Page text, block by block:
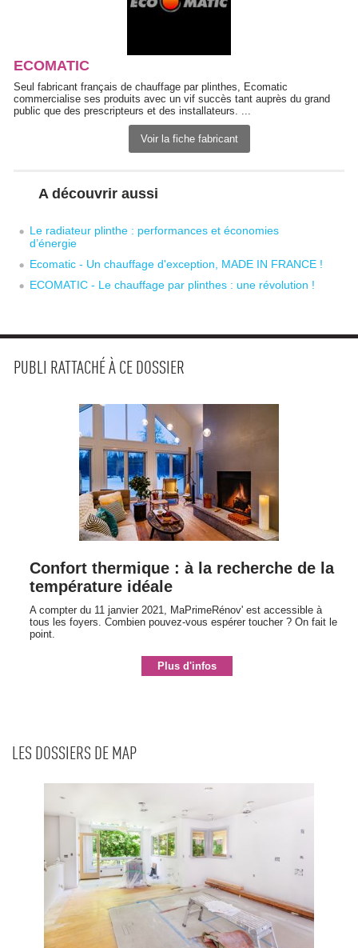
ECOMATIC
Seul fabricant français de chauffage par plinthes, Ecomatic
commercialise ses produits avec un vif succès tant auprès du grand
public que des prescripteurs et des installateurs. ...
Voir la fiche fabricant
A découvrir aussi
Le radiateur plinthe : performances et économies
d’énergie
Ecomatic - Un chauffage d'exception, MADE IN FRANCE !
ECOMATIC - Le chauffage par plinthes : une révolution !
PUBLI RATTACHÉ À CE DOSSIER
Confort thermique : à la recherche de la
température idéale
A compter du 11 janvier 2021, MaPrimeRénov' est accessible à
tous les foyers. Combien pouvez-vous espérer toucher ? On fait le
point.
Plus d'infos
LES DOSSIERS DE MAP